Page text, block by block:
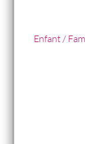
Enfant /